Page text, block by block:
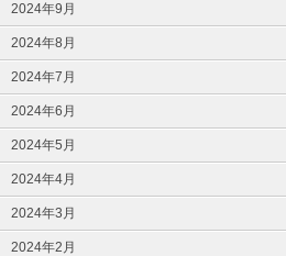
2024年9月
2024年8月
2024年7月
2024年6月
2024年5月
2024年4月
2024年3月
2024年2月